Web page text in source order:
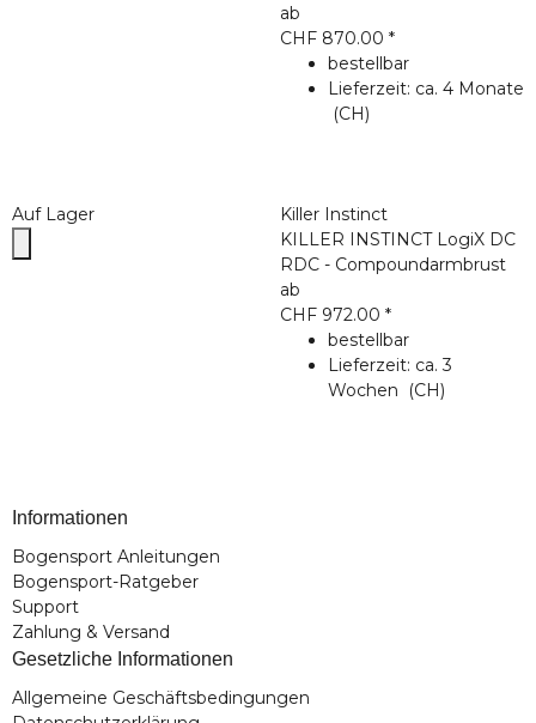
ab
CHF 870.00 *
bestellbar
Lieferzeit: ca. 4 Monate
(CH)
Auf Lager
Killer Instinct
KILLER INSTINCT LogiX DC
RDC - Compoundarmbrust
ab
CHF 972.00 *
bestellbar
Lieferzeit: ca. 3
Wochen
(CH)
Informationen
Bogensport Anleitungen
Bogensport-Ratgeber
Support
Zahlung & Versand
Gesetzliche Informationen
Allgemeine Geschäftsbedingungen